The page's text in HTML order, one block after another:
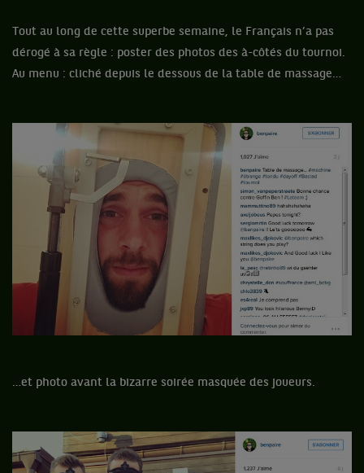
Tout au long de cette superbe semaine, le Français n’a pas
dérogé à sa règle : poster des photos des à-côtés du tournoi.
Au menu : cliché depuis le dessous de la table de massage…
…et photo avant la bizarre soirée masquée des joueurs.